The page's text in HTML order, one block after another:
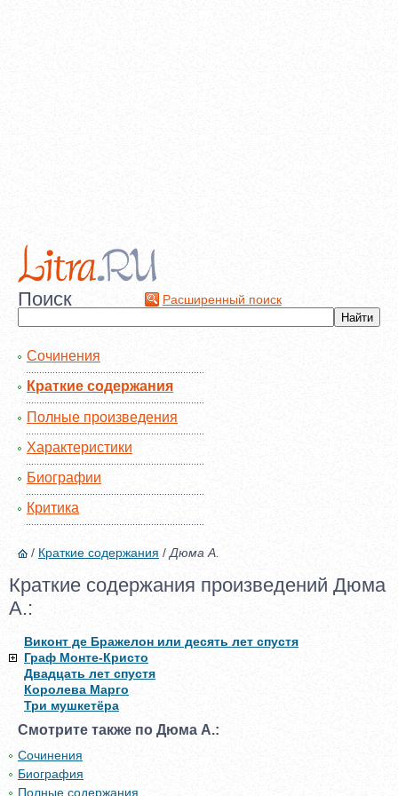
Поиск Расширенный поиск
Сочинения
Краткие содержания
Полные произведения
Характеристики
Биографии
Критика
/ Краткие содержания / Дюма А.
Краткие содержания произведений Дюма
А.:
Виконт де Бражелон или десять лет спустя
Граф Монте-Кристо
Двадцать лет спустя
Королева Марго
Три мушкетёра
Смотрите также по Дюма А.:
Сочинения
Биография
Полные содержания